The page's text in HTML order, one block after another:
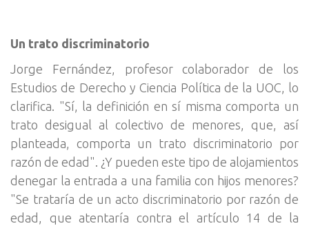
Un trato discriminatorio
Jorge Fernández, profesor colaborador de los
Estudios de Derecho y Ciencia Política de la UOC, lo
clarifica. "Sí, la definición en sí misma comporta un
trato desigual al colectivo de menores, que, así
planteada, comporta un trato discriminatorio por
razón de edad". ¿Y pueden este tipo de alojamientos
denegar la entrada a una familia con hijos menores?
"Se trataría de un acto discriminatorio por razón de
edad, que atentaría contra el artículo 14 de la